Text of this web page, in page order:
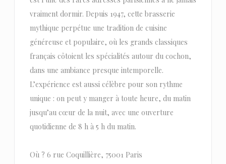
vraiment dormir. Depuis 1947, cette brasserie
mythique perpétue une tradition de cuisine
généreuse et populaire, où les grands classiques
français côtoient les spécialités autour du cochon,
dans une ambiance presque intemporelle.
L’expérience est aussi célèbre pour son rythme
unique : on peut y manger à toute heure, du matin
jusqu’au cœur de la nuit, avec une ouverture
quotidienne de 8 h à 5 h du matin.
Où ? 6 rue Coquillière, 75001 Paris